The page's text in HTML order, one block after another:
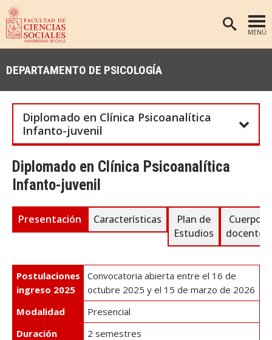
MENÚ
DEPARTAMENTOS
ANTROPOLOGÍA
EDUCACIÓN
PSICOLOGÍA
PREGRADO
POSTGRADO
INVESTIGACIÓN
BIBLIOTECA
ESTUDIANTES
ACADÉMICOS
FUNCIONARIOS
DEPARTAMENTO DE PSICOLOGÍA
Diplomado en Clínica Psicoanalítica
Infanto-juvenil
Diplomado en Clínica Psicoanalítica
Infanto-juvenil
Presentación Características
Plan de
Estudios
Cuerpo
docente
Postulaciones
ingreso 2025
Convocatoria abierta entre el 16 de
octubre 2025 y el 15 de marzo de 2026
Modalidad
Presencial
Duración
2 semestres